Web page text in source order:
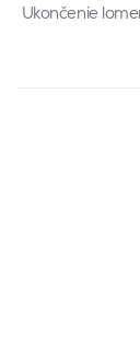
Ukončenie